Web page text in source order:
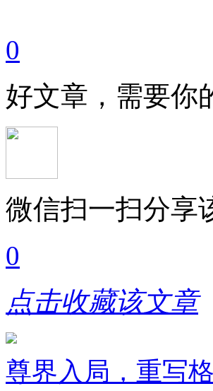
0
好文章，需要你
微信扫一扫分享
0
点击收藏该文章
尊界入局，重写